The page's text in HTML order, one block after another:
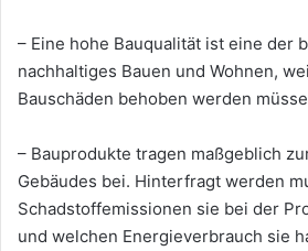
– Eine hohe Bauqualität ist eine der
nachhaltiges Bauen und Wohnen,
Bauschäden behoben werden
– Bauprodukte tragen maßgeblich
Gebäudes bei. Hinterfragt werden
Schadstoffemissionen sie bei der
und welchen Energieverbrauch sie